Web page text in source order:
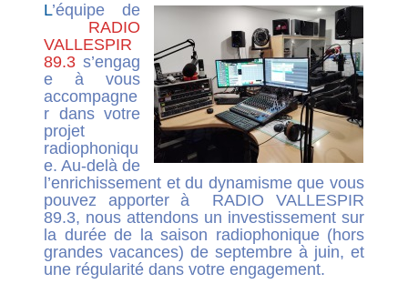
L’équipe de
RADIO
VALLESPIR
89.3 s’engag
e à vous
accompagne
r dans votre
projet
radiophoniqu
e. Au-delà de
l’enrichissement et du dynamisme que vous
pouvez apporter à RADIO VALLESPIR
89.3, nous attendons un investissement sur
la durée de la saison radiophonique (hors
grandes vacances) de septembre à juin, et
une régularité dans votre engagement.